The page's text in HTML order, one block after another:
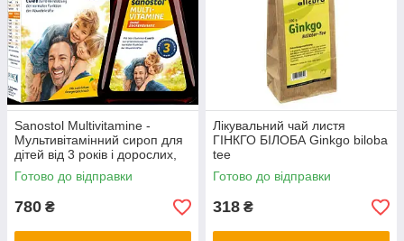
Sanostol Multivitamine -
Мультивітамінний сироп для
дітей від 3 років і дорослих,
без цукру, з натуральним
апельсиновим смаком
Готово до відправки
780 ₴
Лікувальний чай листя
ГІНКГО БІЛОБА Ginkgo biloba
tee
Готово до відправки
318 ₴